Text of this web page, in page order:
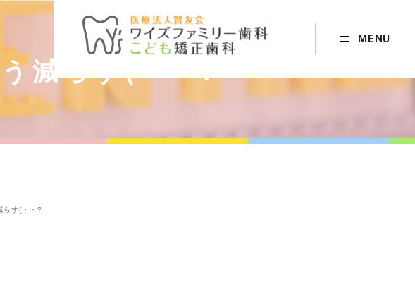
MENU
減らす(・・?
らす(・・?